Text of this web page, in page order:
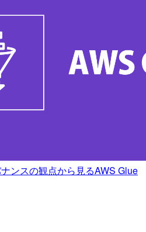
ンスの観点から見るAWS Glue